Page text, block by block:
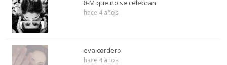
8-M que no se celebran
hace 4 años
eva cordero
hace 4 años